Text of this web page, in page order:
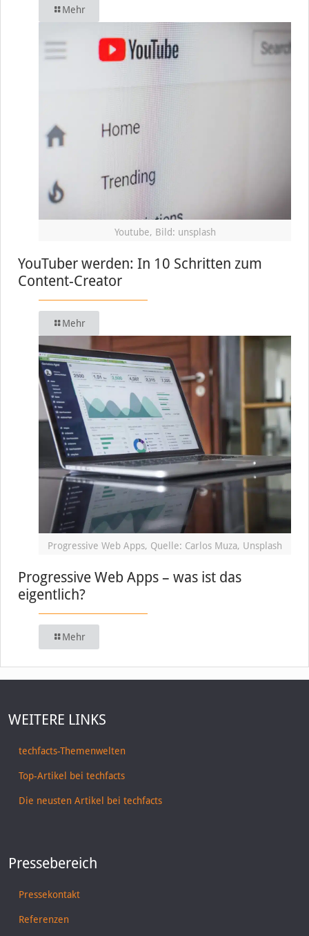
Mehr
Youtube, Bild: unsplash
YouTuber werden: In 10 Schritten zum
Content-Creator
Mehr
Progressive Web Apps, Quelle: Carlos Muza, Unsplash
Progressive Web Apps – was ist das
eigentlich?
Mehr
WEITERE LINKS
techfacts-Themenwelten
Top-Artikel bei techfacts
Die neusten Artikel bei techfacts
Pressebereich
Pressekontakt
Referenzen